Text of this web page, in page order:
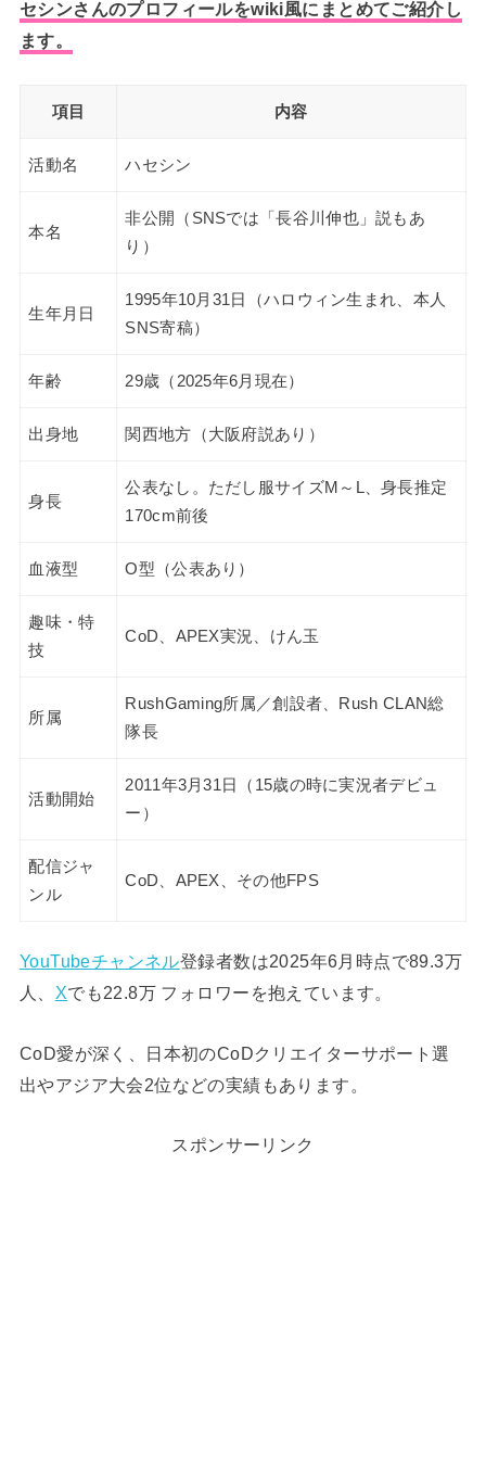
セシンさんのプロフィールをwiki風にまとめてご紹介し
ます。
項目 内容
活動名 ハセシン
本名
非公開（SNSでは「長谷川伸也」説もあ
り）
生年月日
1995年10月31日（ハロウィン生まれ、本人
SNS寄稿）
年齢 29歳（2025年6月現在）
出身地 関西地方（大阪府説あり）
身長
公表なし。ただし服サイズM～L、身長推定
170cm前後
血液型 O型（公表あり）
趣味・特
技
CoD、APEX実況、けん玉
所属
RushGaming所属／創設者、Rush CLAN総
隊長
活動開始
2011年3月31日（15歳の時に実況者デビュ
ー）
配信ジャ
ンル
CoD、APEX、その他FPS
YouTubeチャンネル登録者数は2025年6月時点で89.3万
人、 Xでも22.8万 フォロワー を抱えています。
CoD愛が深く、日本初のCoDクリエイターサポート選
出やアジア大会2位などの実績もあります。
スポンサーリンク